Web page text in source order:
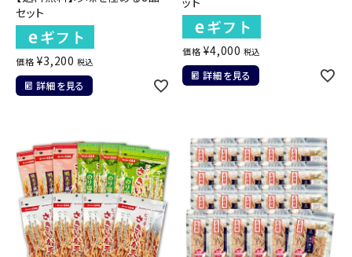
セット
価格 ¥3,200 税込
詳細を見る
価格 ¥4,000 税込
詳細を見る